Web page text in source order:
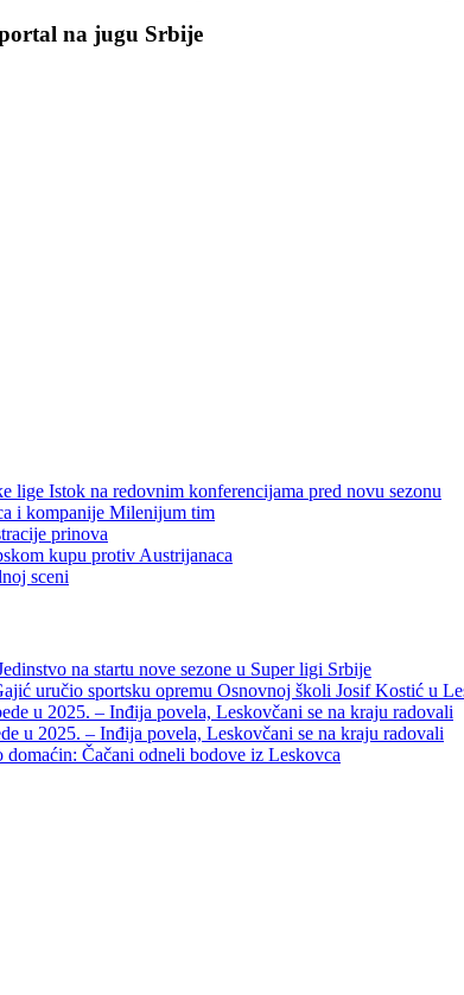
na jugu Srbije
lige Istok na redovnim konferencijama pred novu sezonu
i kompanije Milenijum tim
prinova
kupu protiv Austrijanaca
sceni
na startu nove sezone u Super ligi Srbije
uručio sportsku opremu Osnovnoj školi Josif Kostić u
u 2025. – Inđija povela, Leskovčani se na kraju radovali
u 2025. – Inđija povela, Leskovčani se na kraju radovali
domaćin: Čačani odneli bodove iz Leskovca